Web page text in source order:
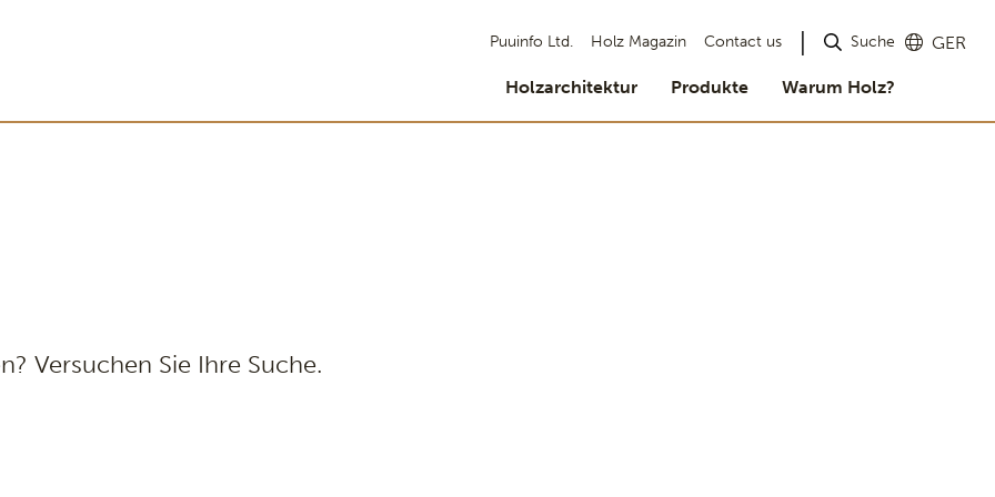
Puuinfo Ltd. Holz Magazin Contact us Suche GER
Holzarchitektur Produkte Warum Holz?
Versuchen Sie Ihre Suche.